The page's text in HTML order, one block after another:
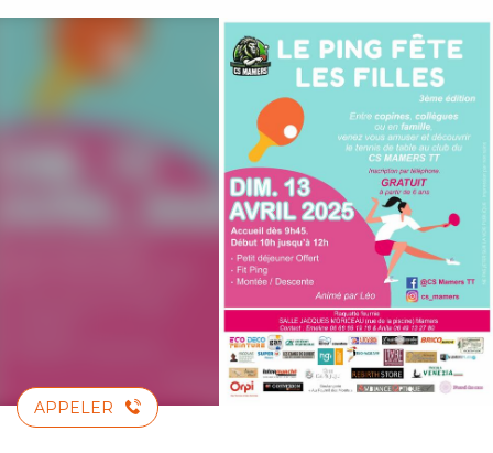
Aller
principal
APPELER